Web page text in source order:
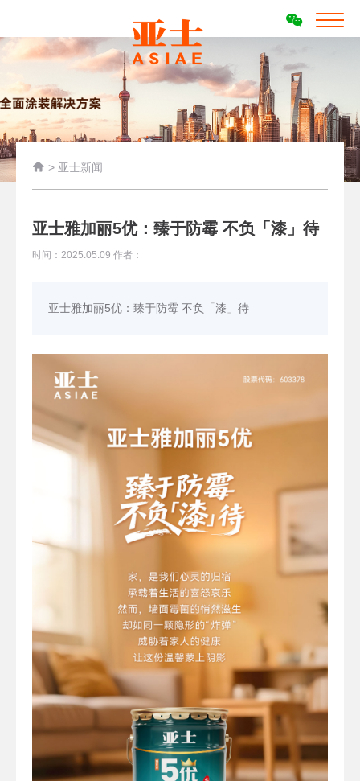
 > 亚士新闻
亚士雅加丽5优：臻于防霉 不负「漆」待
时间：2025.05.09 作者：
亚士雅加丽5优：臻于防霉 不负「漆」待